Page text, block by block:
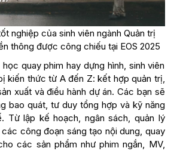
nghiệp của sinh viên ngành Quản trị
thông được công chiếu tại EOS 2025
quay phim hay dựng hình, sinh viên
kiến thức từ A đến Z: kết hợp quản trị,
xuất và điều hành dự án. Các bạn sẽ
bao quát, tư duy tổng hợp và kỹ năng
Từ lập kế hoạch, ngân sách, quản lý
công đoạn sáng tạo nội dung, quay
các sản phẩm như phim ngắn, MV,